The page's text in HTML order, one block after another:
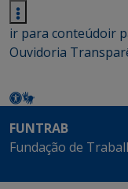
ir para conteúdoir
Ouvidoria
FUNTRAB
Fundação de